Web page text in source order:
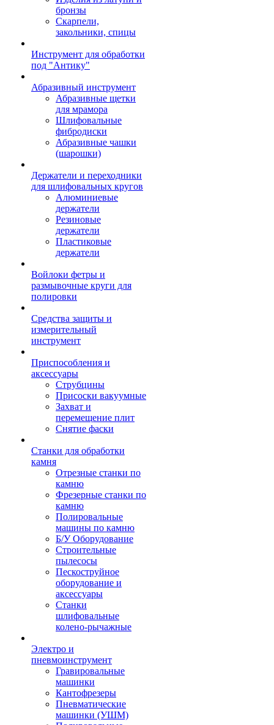
бронзы
Скарпели,
закольники, спицы
Инструмент для обработки
под "Антику"
Абразивный инструмент
Абразивные щетки
для мрамора
Шлифовальные
фибродиски
Абразивные чашки
(шарошки)
Держатели и переходники
для шлифовальных кругов
Алюминиевые
держатели
Резиновые
держатели
Пластиковые
держатели
Войлоки фетры и
размывочные круги для
полировки
Средства защиты и
измерительный
инструмент
Приспособления и
аксессуары
Струбцины
Присоски вакуумные
Захват и
перемещение плит
Снятие фаски
Станки для обработки
камня
Отрезные станки по
камню
Фрезерные станки по
камню
Полировальные
машины по камню
Б/У Оборудование
Строительные
пылесосы
Пескоструйное
оборудование и
аксессуары
Станки
шлифовальные
колено-рычажные
Электро и
пневмоинструмент
Гравировальные
машинки
Кантофрезеры
Пневматические
машинки (УШМ)